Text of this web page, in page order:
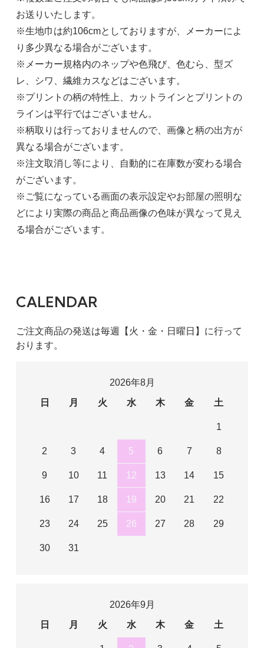
お送りいたします。
※生地巾は約106cmとしておりますが、メーカーによ
り多少異なる場合がございます。
※メーカー規格内のネップや色飛び、色むら、型ズ
レ、シワ、繊維カスなどはございます。
※プリントの柄の特性上、カットラインとプリントの
ラインは平行ではございません。
※柄取りは行っておりませんので、画像と柄の出方が
異なる場合がございます。
※注文取消し等により、自動的に在庫数が変わる場合
がございます。
※ご覧になっている画面の表示設定やお部屋の照明な
どにより実際の商品と商品画像の色味が異なって見え
る場合がございます。
CALENDAR
ご注文商品の発送は毎週【火・金・日曜日】に行って
おります。
2026年8月
日
月 火 水 木 金 土
1
2 3 4 5 6 7 8
9 10 11 12 13 14 15
16 17 18 19 20 21 22
23 24 25 26 27 28 29
30 31
2026年9月
日
月 火 水 木 金 土